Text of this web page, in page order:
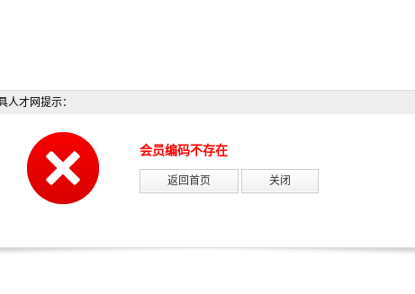
人才网提示：
会员编码不存在
返回首页 关闭